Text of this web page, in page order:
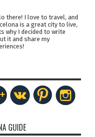
there! I love to travel, and
is a great city to live,
why I decided to write
it and share my
GUIDE